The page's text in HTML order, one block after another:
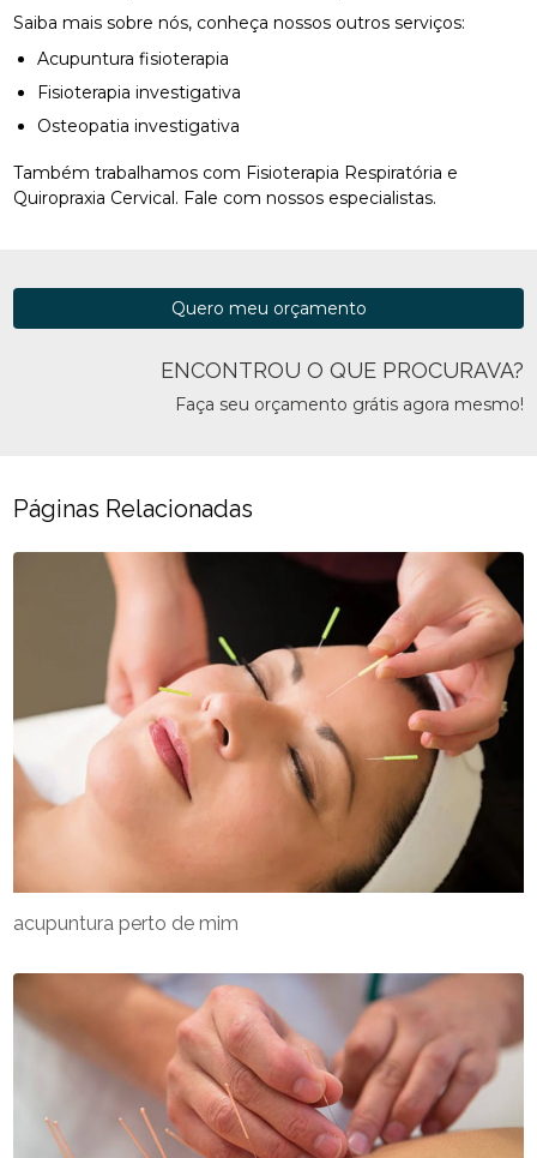
Saiba mais sobre nós, conheça nossos outros serviços:
Acupuntura fisioterapia
Fisioterapia investigativa
Osteopatia investigativa
Também trabalhamos com Fisioterapia Respiratória e
Quiropraxia Cervical. Fale com nossos especialistas.
ENCONTROU O QUE PROCURAVA?
Faça seu orçamento grátis agora mesmo!
Quero meu orçamento
Páginas Relacionadas
acupuntura perto de mim